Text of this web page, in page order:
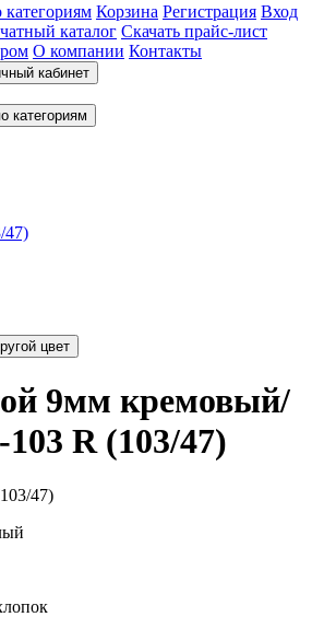
категориям Корзина Регистрация Вход
каталог Скачать прайс-лист
О компании Контакты
кабинет
категориям
47)
Выбрать другой цвет
9мм кремовый/
R (103/47)
47)